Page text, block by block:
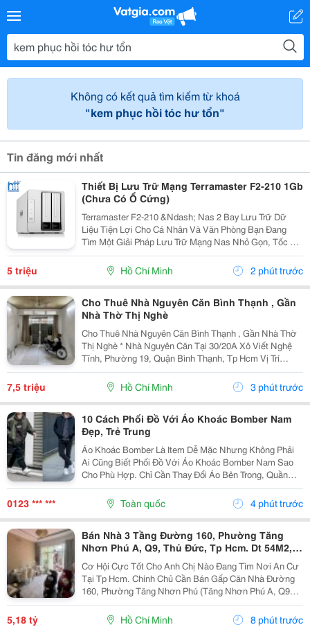
Không có kết quả tìm kiếm từ khoá
"kem phục hồi tóc hư tổn"
Tin đăng mới nhất
Thiết Bị Lưu Trữ Mạng Terramaster F2-210 1Gb
(Chưa Có Ổ Cứng)
Terramaster F2-210 &Ndash; Nas 2 Bay Lưu Trữ Dữ
Liệu Tiện Lợi Cho Cá Nhân Và Văn Phòng Bạn Đang
Tìm Một Giải Pháp Lưu Trữ Mạng Nas Nhỏ Gọn, Tốc Độ
Ổn Định Và Hỗ Trợ Nhiều Tính Năng Sao Lưu?
Terramaster F2-210 Là Lựa Chọn Phù Hợp Cho Cá
Nhân, Gia...
5 triệu Hồ Chí Minh 2 phút trước
Cho Thuê Nhà Nguyên Căn Bình Thạnh , Gần
Nhà Thờ Thị Nghè
Cho Thuê Nhà Nguyên Căn Bình Thạnh , Gần Nhà Thờ
Thị Nghè * Nhà Nguyên Căn Tại 30/20A Xô Viết Nghệ
Tĩnh, Phường 19, Quận Bình Thạnh, Tp Hcm Vị Trí
Thuận Tiện, Khu Dân Cư Hiện Hữu, Di Chuyển Nhanh
Sang Trung Tâm. * Diện Tích 57M&Sup2; ( Ngang 4M,...
7,5 triệu Hồ Chí Minh 3 phút trước
10 Cách Phối Đồ Với Áo Khoác Bomber Nam
Đẹp, Trẻ Trung
Áo Khoác Bomber Là Item Dễ Mặc Nhưng Không Phải
Ai Cũng Biết Phối Đồ Với Áo Khoác Bomber Nam Sao
Cho Phù Hợp. Chỉ Cần Thay Đổi Áo Bên Trong, Quần
Hoặc Giày, Bạn Đã Có Thể Tạo Nên Nhiều Outfit Khác
Nhau Để Đi Làm, Dạo Phố Hay Gặp Gỡ Bạn Bè. Trong...
0123 *** *** Toàn quốc 4 phút trước
Bán Nhà 3 Tầng Đường 160, Phường Tăng
Nhơn Phú A, Q9, Thủ Đức, Tp Hcm. Dt 54M2,
Sổ Hồng Riêng. Giá 5,18 Tỷ
Cơ Hội Cực Tốt Cho Anh Chị Nào Đang Tìm Nơi An Cư
Tại Tp Hcm. Chính Chủ Cần Bán Gấp Căn Nhà Đường
160, Phường Tăng Nhơn Phú (Tăng Nhơn Phú A, Q9
Cũ). Vị Trí Nhà Nằm Trong Khu Dân Cư Ổn Định, Giao
Thông Thuận Tiện Chỉ Vài Bước Là Ra Lã Xuân Oai,
5,18 tỷ Hồ Chí Minh 8 phút trước